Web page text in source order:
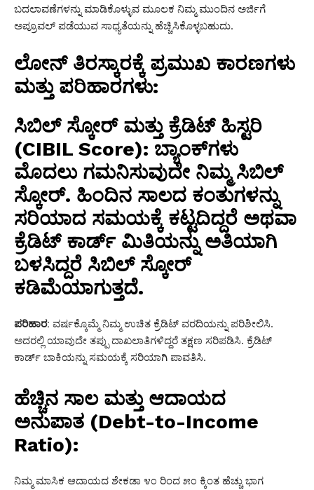
ಬದಲಾವಣೆಗಳನ್ನು ಮಾಡಿಕೊಳ್ಳುವ ಮೂಲಕ ನಿಮ್ಮ ಮುಂದಿನ ಅರ್ಜಿಗೆ
ಅಪ್ರೂವಲ್ ಪಡೆಯುವ ಸಾಧ್ಯತೆಯನ್ನು ಹೆಚ್ಚಿಸಿಕೊಳ್ಳಬಹುದು.
ಲೋನ್ ತಿರಸ್ಕಾರಕ್ಕೆ ಪ್ರಮುಖ ಕಾರಣಗಳು
ಮತ್ತು ಪರಿಹಾರಗಳು:
ಸಿಬಿಲ್ ಸ್ಕೋರ್ ಮತ್ತು ಕ್ರೆಡಿಟ್ ಹಿಸ್ಟರಿ
(CIBIL Score): ಬ್ಯಾಂಕ್‌ಗಳು
ಮೊದಲು ಗಮನಿಸುವುದೇ ನಿಮ್ಮ ಸಿಬಿಲ್
ಸ್ಕೋರ್. ಹಿಂದಿನ ಸಾಲದ ಕಂತುಗಳನ್ನು
ಸರಿಯಾದ ಸಮಯಕ್ಕೆ ಕಟ್ಟದಿದ್ದರೆ ಅಥವಾ
ಕ್ರೆಡಿಟ್ ಕಾರ್ಡ್ ಮಿತಿಯನ್ನು ಅತಿಯಾಗಿ
ಬಳಸಿದ್ದರೆ ಸಿಬಿಲ್ ಸ್ಕೋರ್
ಕಡಿಮೆಯಾಗುತ್ತದೆ.
ಪರಿಹಾರ: ವರ್ಷಕ್ಕೊಮ್ಮೆ ನಿಮ್ಮ ಉಚಿತ ಕ್ರೆಡಿಟ್ ವರದಿಯನ್ನು ಪರಿಶೀಲಿಸಿ.
ಅದರಲ್ಲಿ ಯಾವುದೇ ತಪ್ಪು ದಾಖಲಾತಿಗಳಿದ್ದರೆ ತಕ್ಷಣ ಸರಿಪಡಿಸಿ. ಕ್ರೆಡಿಟ್
ಕಾರ್ಡ್ ಬಾಕಿಯನ್ನು ಸಮಯಕ್ಕೆ ಸರಿಯಾಗಿ ಪಾವತಿಸಿ.
ಹೆಚ್ಚಿನ ಸಾಲ ಮತ್ತು ಆದಾಯದ
ಅನುಪಾತ (Debt-to-Income
Ratio):
ನಿಮ್ಮ ಮಾಸಿಕ ಆದಾಯದ ಶೇಕಡಾ ೪೦ ರಿಂದ ೫೦ ಕ್ಕಿಂತ ಹೆಚ್ಚು ಭಾಗ